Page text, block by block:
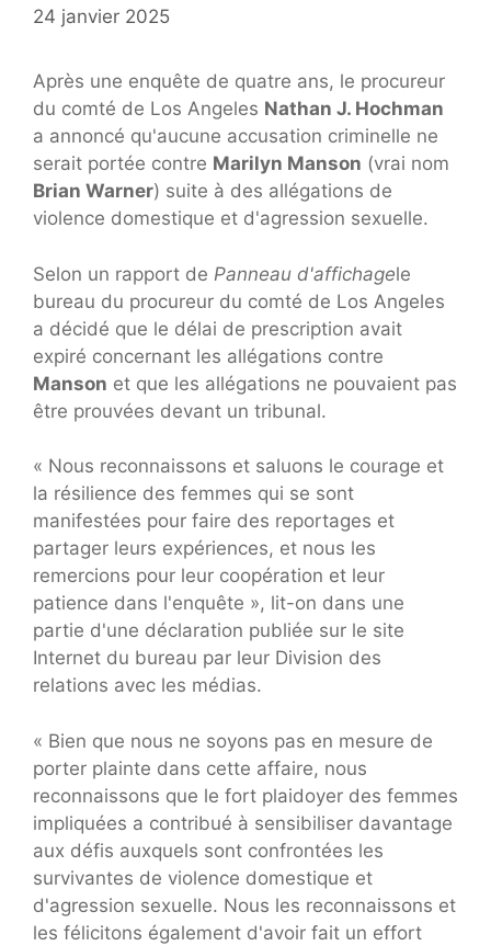
24 janvier 2025
Après une enquête de quatre ans, le procureur
du comté de Los Angeles Nathan J. Hochman
a annoncé qu'aucune accusation criminelle ne
serait portée contre Marilyn Manson (vrai nom
Brian Warner) suite à des allégations de
violence domestique et d'agression sexuelle.
Selon un rapport de Panneau d'affichagele
bureau du procureur du comté de Los Angeles
a décidé que le délai de prescription avait
expiré concernant les allégations contre
Manson et que les allégations ne pouvaient pas
être prouvées devant un tribunal.
« Nous reconnaissons et saluons le courage et
la résilience des femmes qui se sont
manifestées pour faire des reportages et
partager leurs expériences, et nous les
remercions pour leur coopération et leur
patience dans l'enquête », lit-on dans une
partie d'une déclaration publiée sur le site
Internet du bureau par leur Division des
relations avec les médias.
« Bien que nous ne soyons pas en mesure de
porter plainte dans cette affaire, nous
reconnaissons que le fort plaidoyer des femmes
impliquées a contribué à sensibiliser davantage
aux défis auxquels sont confrontées les
survivantes de violence domestique et
d'agression sexuelle. Nous les reconnaissons et
les félicitons également d'avoir fait un effort